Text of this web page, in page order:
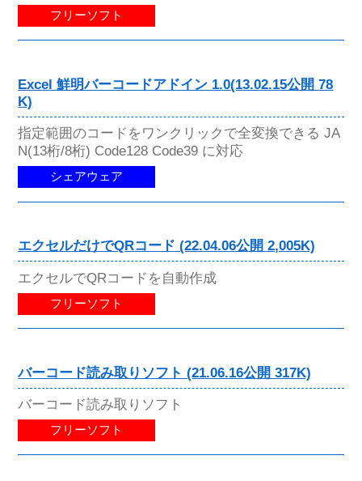
フリーソフト
Excel 鮮明バーコードアドイン 1.0(13.02.15公開 78
K)
指定範囲のコードをワンクリックで全変換できる JA
N(13桁/8桁) Code128 Code39 に対応
シェアウェア
エクセルだけでQRコード (22.04.06公開 2,005K)
エクセルでQRコードを自動作成
フリーソフト
バーコード読み取りソフト (21.06.16公開 317K)
バーコード読み取りソフト
フリーソフト